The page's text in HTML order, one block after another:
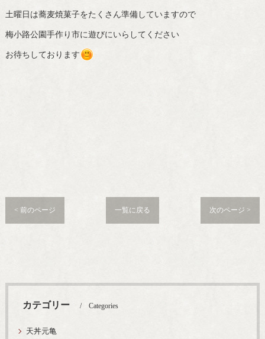
土曜日は蕎麦焼菓子をたくさん準備していますので
梅小路公園手作り市に遊びにいらしてください
お待ちしております
< 前のページ 一覧に戻る 次のページ >
カテゴリー Categories
天丼元亀